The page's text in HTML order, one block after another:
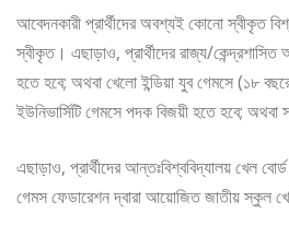
আবেদনকারী প্রার্থীদের অবশ্যই কোনো স্বীকৃত
স্বীকৃত। এছাড়াও, প্রার্থীদের রাজ্য/
হতে হবে; অথবা খেলো ইন্ডিয়া যুব গেমসে (১৮
ইউনিভার্সিটি গেমসে পদক বিজয়ী হতে হবে;
এছাড়াও, প্রার্থীদের আন্তঃবিশ্ববিদ্যালয় খেল
গেমস ফেডারেশন দ্বারা আয়োজিত জাতীয় স্কুল